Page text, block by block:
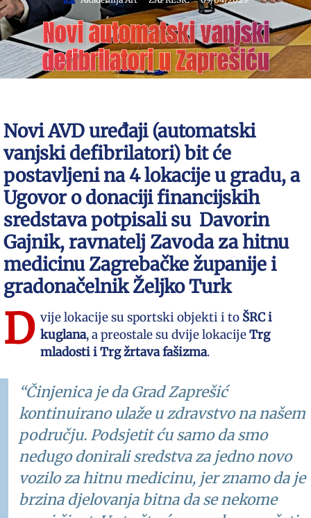
Novi automatski vanjski
defibrilatori u Zaprešiću
Novi AVD uređaji (automatski
vanjski defibrilatori) bit će
postavljeni na 4 lokacije u gradu, a
Ugovor o donaciji financijskih
sredstava potpisali su Davorin
Gajnik, ravnatelj Zavoda za hitnu
medicinu Zagrebačke županije i
gradonačelnik Željko Turk
D vije lokacije su sportski objekti i to ŠRC i
kuglana, a preostale su dvije lokacijeTrg
mladosti i Trg žrtava fašizma.
“Činjenica je da Grad Zaprešić
kontinuirano ulaže u zdravstvo na našem
području. Podsjetit ću samo da smo
nedugo donirali sredstva za jedno novo
vozilo za hitnu medicinu, jer znamo da je
brzina djelovanja bitna da se nekome